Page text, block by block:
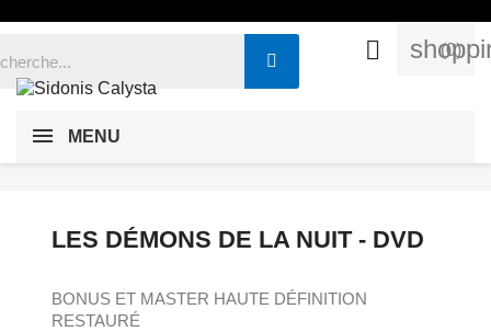
 (0)
MENU
LES DÉMONS DE LA NUIT - DVD
BONUS ET MASTER HAUTE DÉFINITION
RESTAURÉ